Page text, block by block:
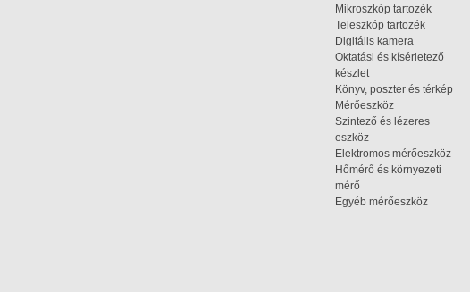
Mikroszkóp tartozék
Teleszkóp tartozék
Digitális kamera
Oktatási és kísérletező
készlet
Könyv, poszter és térkép
Mérőeszköz
Szintező és lézeres
eszköz
Elektromos mérőeszköz
Hőmérő és környezeti
mérő
Egyéb mérőeszköz